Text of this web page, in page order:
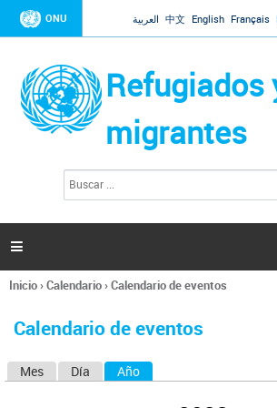
Jump to navigation
ONU العربية 中文 English Français
Refugiados
migrantes
l
s

Se
usted
Inicio›Calendario›Calendario de eventos
Calendario de eventos
Mes Día Año